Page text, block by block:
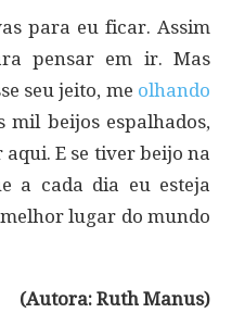
para eu ficar. Assim
pensar em ir. Mas
seu jeito, me olhando
mil beijos espalhados,
E se tiver beijo na
a cada dia eu esteja
lugar do mundo
(Autora: Ruth Manus)